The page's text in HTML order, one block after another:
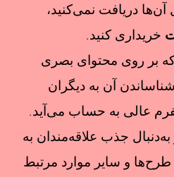
دریافت نمی‌کنید،
خریداری کنید.
بر روی محتوای بصری
آن به دیگران
عالی به‌ حساب می‌آید.
جذب علاقه‌مندان به
طرح‌ها و سایر موارد مرتبط